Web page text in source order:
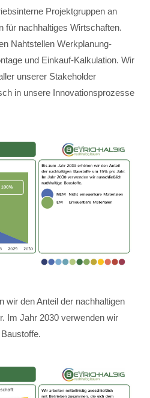
Projektgruppen an
für nachhaltiges Wirtschaften.
Nahtstellen Werkplanung-
und Einkauf-Kalkulation. Wir
unserer Stakeholder
in unsere Innovationsprozesse
wir den Anteil der nachhaltigen
Im Jahr 2030 verwenden wir